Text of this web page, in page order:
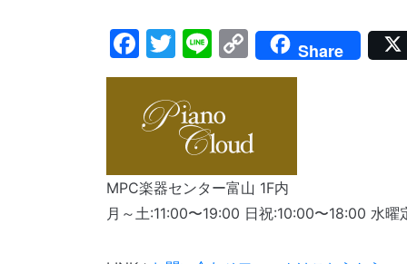
Facebook
Twitter
LineCopy
Link
Share
MPC楽器センター富山 1F内
月～土:11:00〜19:00 日祝:10:00〜18:00 水曜